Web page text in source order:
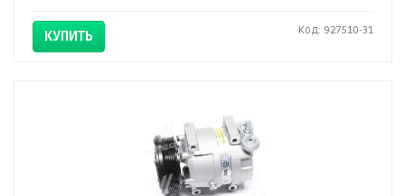
КУПИТЬ Код: 927510-31